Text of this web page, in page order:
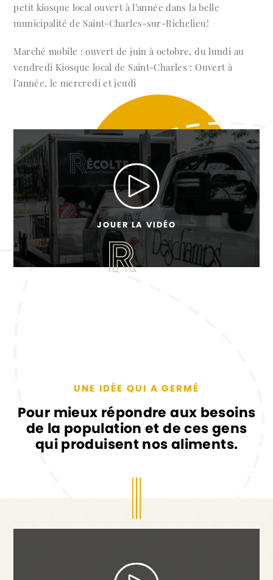
petit kiosque local ouvert à l’année dans la belle
municipalité de Saint-Charles-sur-Richelieu!
Marché mobile : ouvert de juin à octobre, du lundi au
vendredi Kiosque local de Saint-Charles : Ouvert à
l’année, le mercredi et jeudi
JOUER LA VIDÉO
UNE IDÉE QUI A GERMÉ
Pour mieux répondre aux besoins
de la population et de ces gens
qui produisent nos aliments.